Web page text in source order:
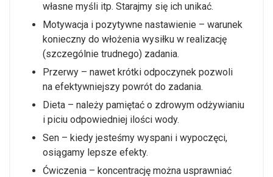
własne myśli itp. Starajmy się ich unikać.
Motywacja i pozytywne nastawienie – warunek
konieczny do włożenia wysiłku w realizację
(szczególnie trudnego) zadania.
Przerwy – nawet krótki odpoczynek pozwoli
na efektywniejszy powrót do zadania.
Dieta – należy pamiętać o zdrowym odżywianiu
i piciu odpowiedniej ilości wody.
Sen – kiedy jesteśmy wyspani i wypoczęci,
osiągamy lepsze efekty.
Ćwiczenia – koncentrację można usprawniać